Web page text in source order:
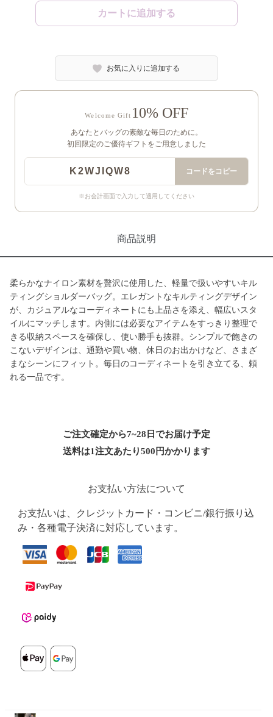
カートに追加する
お気に入りに追加する
Welcome Gift 10% OFF
あなたとバッグの素敵な毎日のために。
初回限定のご優待ギフトをご用意しました
K2WJIQW8 コードをコピー
※お会計画面で入力して適用してください
商品説明
柔らかなナイロン素材を贅沢に使用した、軽量で扱いやすいキル
ティングショルダーバッグ。エレガントなキルティングデザイン
が、カジュアルなコーディネートにも上品さを添え、幅広いスタ
イルにマッチします。内側には必要なアイテムをすっきり整理で
きる収納スペースを確保し、使い勝手も抜群。シンプルで飽きの
こないデザインは、通勤や買い物、休日のお出かけなど、さまざ
まなシーンにフィット。毎日のコーディネートを引き立てる、頼
れる一品です。
ご注文確定から7~28日でお届け予定
送料は1注文あたり500 円かかります
お支払い方法について
お支払いは、クレジットカード・コンビニ/銀行振り込
み・各種電子決済に対応しています。